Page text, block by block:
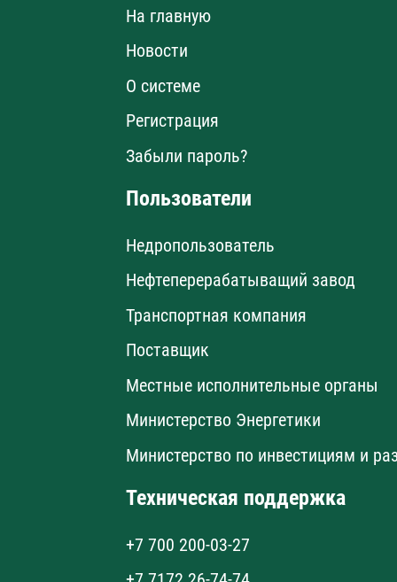
На главную
Новости
О системе
Регистрация
Забыли пароль?
Пользователи
Недропользователь
Нефтеперерабатыващий завод
Транспортная компания
Поставщик
Местные исполнительные органы
Министерство Энергетики
Министерство по инвестициям и
Техническая поддержка
+7 700 200-03-27